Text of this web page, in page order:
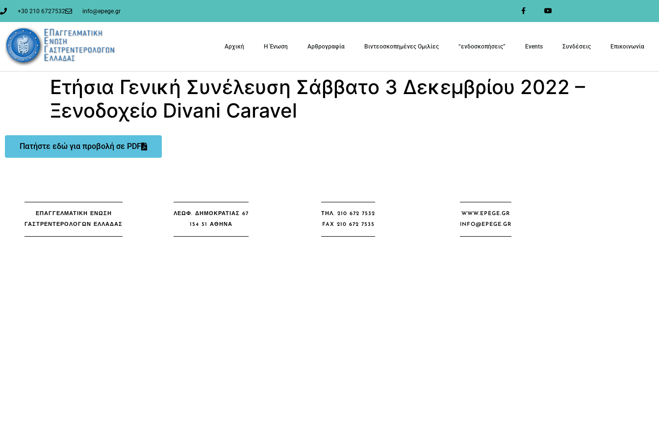
περιεχόμενο
+30 210 6727532 info@epege.gr
Αρχική Η Ένωση Αρθρογραφία Βιντεοσκοπημένες Ομιλίες “ενδοσκοπήσεις” Events Συνδέσεις Επικοινωνία
Ετήσια Γενική Συνέλευση Σάββατο 3 Δεκεμβρίου 2022 –
Ξενοδοχείο Divani Caravel
Πατήστε εδώ για προβολή σε PDF
ΕΠΑΓΓΕΛΜΑΤΙΚΗ ΕΝΩΣΗ
ΓΑΣΤΡΕΝΤΕΡΟΛΟΓΩΝ ΕΛΛΑΔΑΣ
ΛΕΩΦ. ΔΗΜΟΚΡΑΤΙΑΣ 67
154 51 ΑΘΉΝΑ
ΤΗΛ. 210 672 7532
FAX 210 672 7535
WWW.EPEGE.GR
INFO@EPEGE.GR